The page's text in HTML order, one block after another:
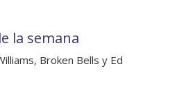
la semana
Broken Bells y Ed